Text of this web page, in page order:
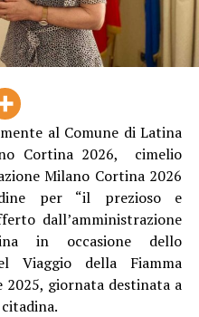
conseguito laqualifica
gli consente di guidare
senior fino alla Serie
la società sceglie di
del proprio settore
investire nelle persone
club.
al Comune di Latina
Cortina 2026, cimelio
Milano Cortina 2026
per “il prezioso e
dall’amministrazione
in occasione dello
Viaggio della Fiamma
2025, giornata destinata a